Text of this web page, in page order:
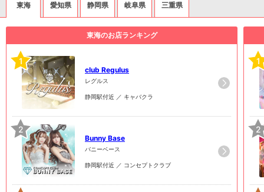
東海 愛知県 静岡県 岐阜県 三重県
東海のお店ランキング
1
club Regulus
レグルス
静岡駅付近 ／ キャバクラ
2
Bunny Base
バニーベース
静岡駅付近 ／ コンセプトクラブ
1
2